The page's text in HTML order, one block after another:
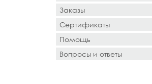
Заказы
Сертификаты
Помощь
Вопросы и ответы